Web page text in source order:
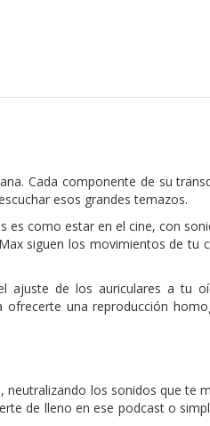
Cada componente de su
esos grandes temazos.
es como estar en el cine, con
siguen los movimientos de tu
ajuste de los auriculares a tu
una reproducción
neutralizando los sonidos que te
de lleno en ese podcast o